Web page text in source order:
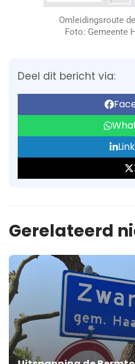
Omleidingsroute
Foto: Gemeente
Deel dit bericht via:
Gerelateerd